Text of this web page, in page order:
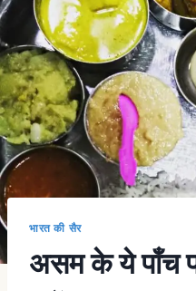
भारत की सैर
असम के ये पाँच